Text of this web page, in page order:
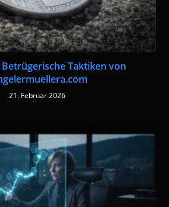
Taktiken von
21. Februar 2026